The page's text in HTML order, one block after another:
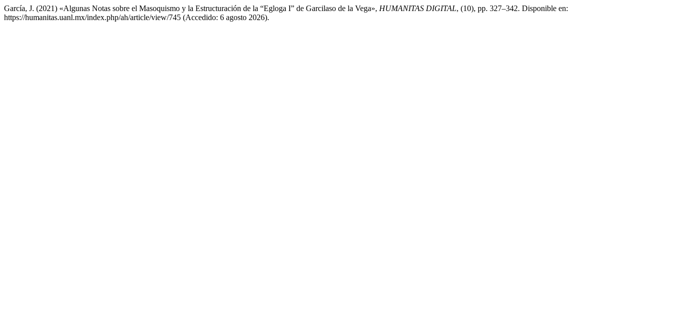
García, J. (2021) «Algunas Notas sobre el Masoquismo y la Estructuración de la “Egloga I” de Garcilaso de la Vega», HUMANITAS DIGITAL, (10), pp. 327–342. Disponible en:
https://humanitas.uanl.mx/index.php/ah/article/view/745 (Accedido: 6 agosto 2026).